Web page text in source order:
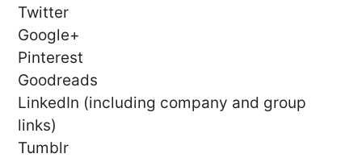
Twitter
Google+
Pinterest
Goodreads
LinkedIn (including company and group
links)
Tumblr